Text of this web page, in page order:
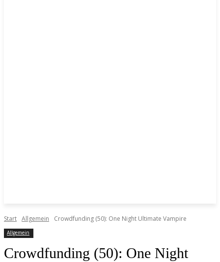
Start Allgemein Crowdfunding (50): One Night Ultimate Vampire
Allgemein
Crowdfunding (50): One Night